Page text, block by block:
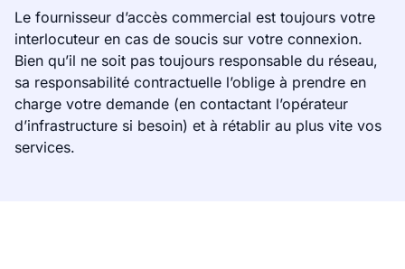
Le fournisseur d’accès commercial est toujours votre
interlocuteur en cas de soucis sur votre connexion.
Bien qu’il ne soit pas toujours responsable du réseau,
sa responsabilité contractuelle l’oblige à prendre en
charge votre demande (en contactant l’opérateur
d’infrastructure si besoin) et à rétablir au plus vite vos
services.